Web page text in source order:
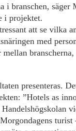
i branschen, säger
i projektet.
att se vilka
med
branscherna,
presenteras.
”Hotels as
turist